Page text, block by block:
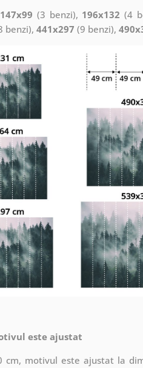
147x99 (3 benzi), 196x132 (4
benzi), 441x297 (9 benzi),
este ajustat
motivul este ajustat la